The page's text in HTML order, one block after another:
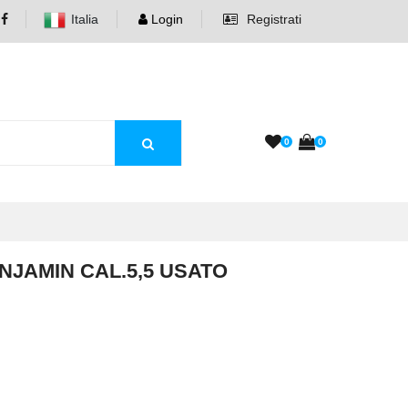
Italia Login Registrati
0 0
CAL.5,5 USATO